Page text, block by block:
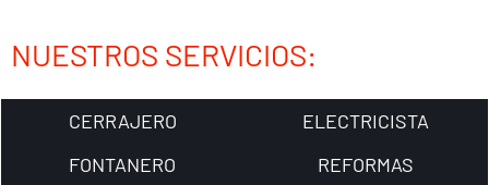
NUESTROS SERVICIOS:
CERRAJERO
ELECTRICISTA
FONTANERO
REFORMAS